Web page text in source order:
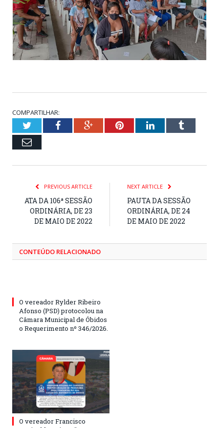
COMPARTILHAR:
TwitterFacebookGoogle+PinterestLinkedInTumblr
Email
PREVIOUS ARTICLE
ATA DA 106ª SESSÃO
ORDINÁRIA, DE 23
DE MAIO DE 2022
NEXT ARTICLE
PAUTA DA SESSÃO
ORDINÁRIA, DE 24
DE MAIO DE 2022
CONTEÚDO RELACIONADO
O vereador Rylder Ribeiro
Afonso (PSD) protocolou na
Câmara Municipal de Óbidos
o Requerimento nº 346/2026.
O vereador Francisco